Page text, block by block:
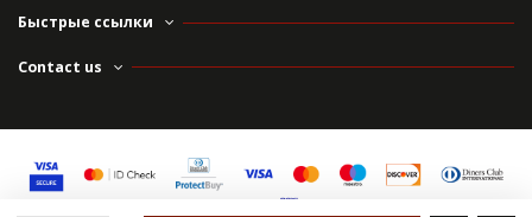
Быстрые ссылки
Contact us